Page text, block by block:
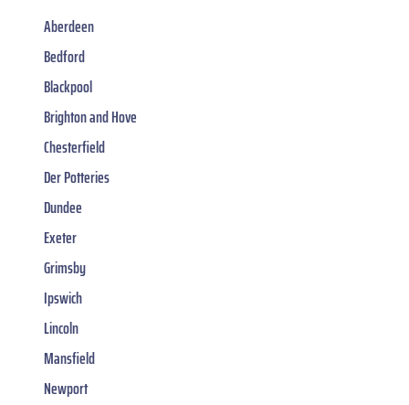
Aberdeen
Bedford
Blackpool
Brighton and Hove
Chesterfield
Der Potteries
Dundee
Exeter
Grimsby
Ipswich
Lincoln
Mansfield
Newport